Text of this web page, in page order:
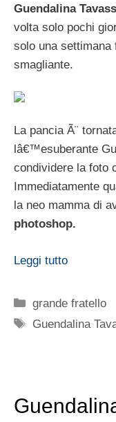
Guendalina
volta solo pochi
solo una
smagliante.
La pancia Ã¨
lâ€™esuberante
condividere la foto
Immediatamente
la neo mamma di
photoshop.
Leggi tutto
Categorie
grande fratello
Tag
Guendalina